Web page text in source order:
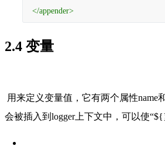
</appender>
2.4 变量
用来定义变量值，它有两个属性name
会被插入到logger上下文中，可以使